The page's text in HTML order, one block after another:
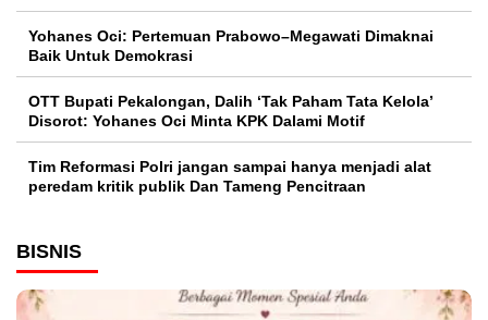
Yohanes Oci: Pertemuan Prabowo–Megawati Dimaknai
Baik Untuk Demokrasi
OTT Bupati Pekalongan, Dalih ‘Tak Paham Tata Kelola’
Disorot: Yohanes Oci Minta KPK Dalami Motif
Tim Reformasi Polri jangan sampai hanya menjadi alat
peredam kritik publik Dan Tameng Pencitraan
BISNIS